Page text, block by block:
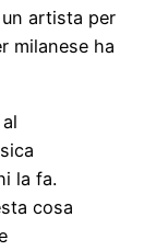
artista per
milanese ha
la fa.
cosa